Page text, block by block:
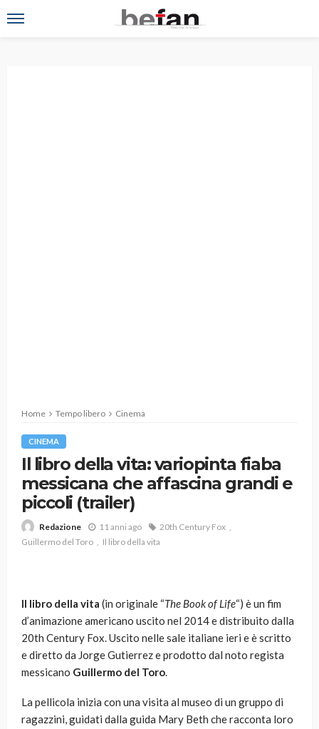
Home Tempo libero Cinema
CINEMA
Il libro della vita: variopinta fiaba
messicana che affascina grandi e
piccoli (trailer)
Redazione 11 anni ago
20th Century Fox
Guillermo del Toro
Il libro della vita
Il libro della vita (in originale “The Book of Life“) è un fim
d’animazione americano uscito nel 2014 e distribuito dalla
20th Century Fox. Uscito nelle sale italiane ieri e è scritto
e diretto da Jorge Gutierrez e prodotto dal noto regista
messicano Guillermo del Toro.
La pellicola inizia con una visita al museo di un gruppo di
ragazzini, guidati dalla guida Mary Beth che racconta loro